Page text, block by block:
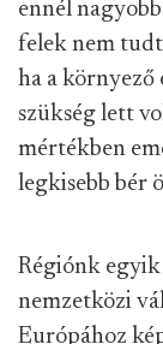
ennél
felek nem
ha a
szükség lett
mértékben
legkisebb bér
Régiónk egyik
nemzetközi
Európához